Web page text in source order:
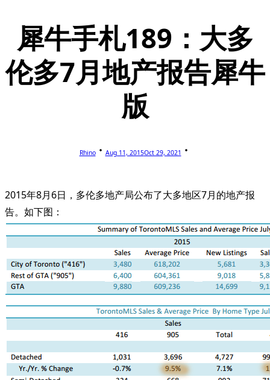
犀牛手札189：大多
伦多7月地产报告犀牛
版
Rhino Aug 11, 2015Oct 29, 2021
2015年8月6日，多伦多地产局公布了大多地区7月的地产报
告。如下图：